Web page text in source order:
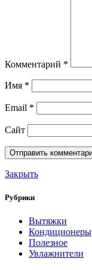
Комментарий *
Имя *
Email *
Сайт
Закрыть
Рубрики
Вытяжки
Кондиционеры
Полезное
Увлажнители